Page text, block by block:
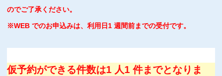
のでご了承ください。
※WEB でのお申込みは、利用日1 週間前までの受付です。
仮予約ができる件数は1 人1 件までとなりま